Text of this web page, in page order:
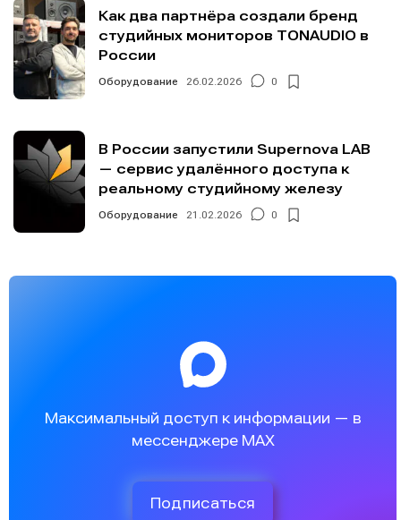
Как два партнёра создали бренд
студийных мониторов TONAUDIO в
России
Оборудование 26.02.2026 0
В России запустили Supernova LAB
— сервис удалённого доступа к
реальному студийному железу
Оборудование 21.02.2026 0
Максимальный доступ к информации — в
мессенджере MAX
Подписаться